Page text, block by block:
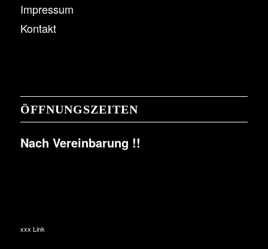
Impressum
Kontakt
ÖFFNUNGSZEITEN
Nach Vereinbarung !!
xxx Link